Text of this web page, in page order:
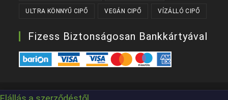
ULTRA KÖNNYŰ CIPŐ VEGÁN CIPŐ VÍZÁLLÓ CIPŐ
Fizess Biztonságosan Bankkártyával
Készítette: